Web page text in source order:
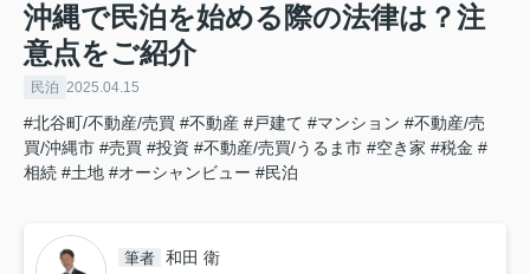
沖縄で民泊を始める際の法律は？注
意点をご紹介
民泊 2025.04.15
#北谷町/不動産/売買 #不動産 #戸建て #マンション #不動産/売
買/沖縄市 #売買 #投資 #不動産/売買/うるま市 #空き家 #税金 #
相続 #土地 #オーシャンビュー #民泊
筆者 和田 衛